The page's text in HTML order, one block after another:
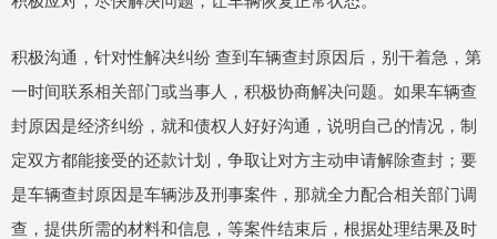
积极沟通，针对性解决纠纷 查到车辆查封原因后，别干着急，第
一时间联系相关部门或当事人，积极协商解决问题。如果车辆查
封原因是经济纠纷，就和债权人好好沟通，说明自己的情况，制
定双方都能接受的还款计划，争取让对方主动申请解除查封；要
是车辆查封原因是车辆涉及刑事案件，那就全力配合相关部门调
查，提供所需的材料和信息，等案件结束后，根据处理结果及时